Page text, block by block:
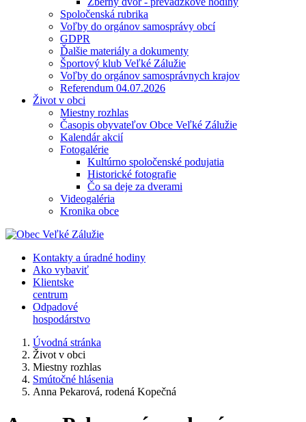
Spoločenská rubrika
Voľby do orgánov samosprávy obcí
GDPR
Ďalšie materiály a dokumenty
Športový klub Veľké Zálužie
Voľby do orgánov samosprávnych krajov
Referendum 04.07.2026
Život v obci
Miestny rozhlas
Časopis obyvateľov Obce Veľké Zálužie
Kalendár akcií
Fotogalérie
Kultúrno spoločenské podujatia
Historické fotografie
Čo sa deje za dverami
Videogaléria
Kronika obce
Kontakty a úradné hodiny
Ako vybaviť
Klientske
centrum
Odpadové
hospodárstvo
Úvodná stránka
Život v obci
Miestny rozhlas
Smútočné hlásenia
Anna Pekarová, rodená Kopečná